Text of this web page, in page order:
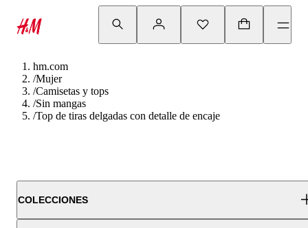
hm.com
/Mujer
/Camisetas y tops
/Sin mangas
/Top de tiras delgadas con detalle de encaje
COLECCIONES